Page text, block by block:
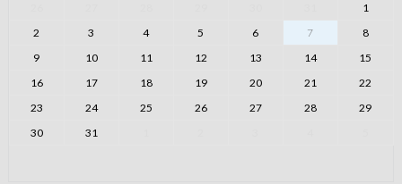
1
2
3 4 5 6 7
8
9
10 11 12 13 14
15
16
17 18 19 20 21
22
23
24 25 26 27 28
29
30
31